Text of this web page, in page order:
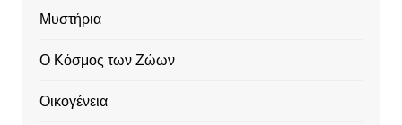
Μυστήρια
Ο Κόσμος των Ζώων
Οικογένεια